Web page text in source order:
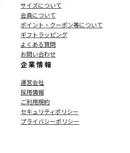
サイズについて
会員について
ポイント・クーポン等について
ギフトラッピング
よくある質問
お問い合わせ
企業情報
運営会社
採用情報
ご利用規約
セキュリティポリシー
プライバシーポリシー